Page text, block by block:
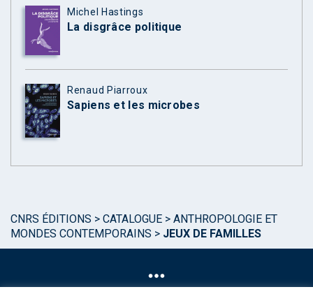
Michel Hastings
La disgrâce politique
Renaud Piarroux
Sapiens et les microbes
CNRS ÉDITIONS > CATALOGUE > ANTHROPOLOGIE ET
MONDES CONTEMPORAINS > JEUX DE FAMILLES